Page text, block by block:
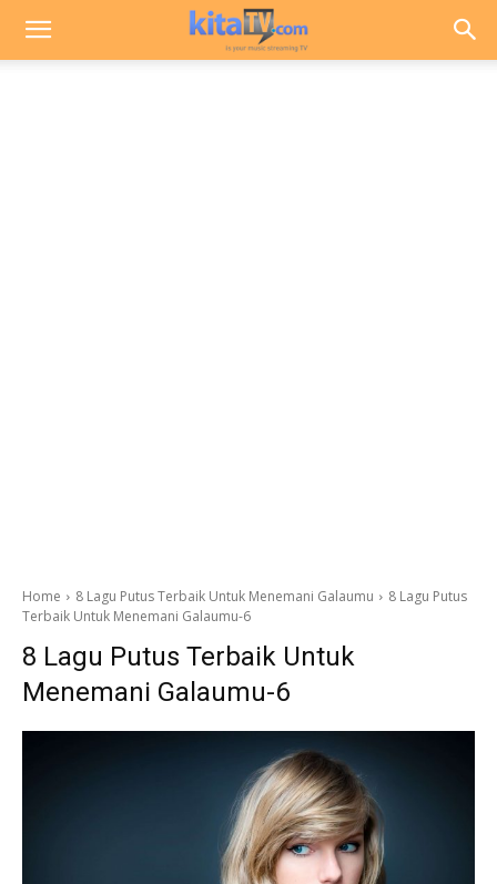
Home 8 Lagu Putus Terbaik Untuk Menemani Galaumu
8 Lagu Putus
Terbaik Untuk Menemani Galaumu-6
8 Lagu Putus Terbaik Untuk
Menemani Galaumu-6